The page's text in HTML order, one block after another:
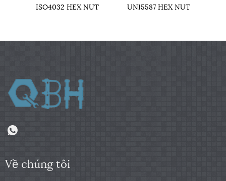
ISO4032 HEX NUT UNI5587 HEX NUT
Về chúng tôi